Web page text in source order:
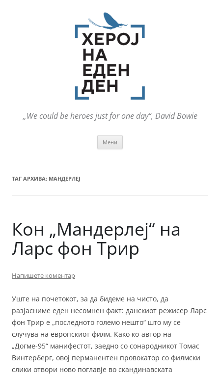
„We could be heroes just for one day“, David Bowie
Мени
ТАГ АРХИВА: МАНДЕРЛЕЈ
Кон „Мандерлеј“ на
Ларс фон Трир
Напишете коментар
Уште на почетокот, за да бидеме на чисто, да
разјасниме еден несомнен факт: данскиот режисер Ларс
фон Трир е „последното големо нешто“ што му се
случува на европскиот филм. Како ко-автор на
„Догме-95“ манифестот, заедно со сонародникот Томас
Винтерберг, овој перманентен провокатор со филмски
слики отвори ново поглавје во скандинавската